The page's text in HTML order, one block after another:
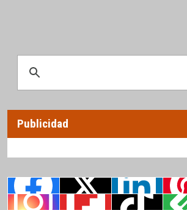
Publicidad